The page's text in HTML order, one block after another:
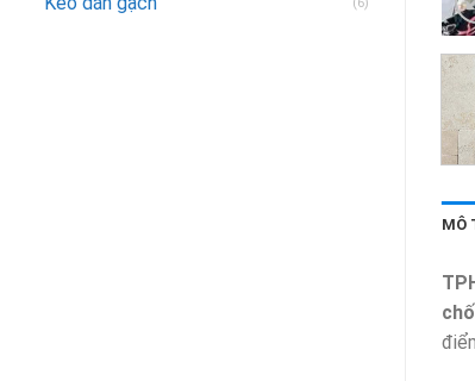
MÔ